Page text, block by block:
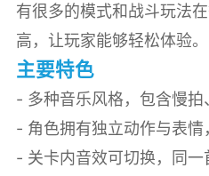
有很多的模式和战斗玩法
高，让玩家能够轻松体验。
主要特色
- 多种音乐风格，包含慢
- 角色拥有独立动作与表情
- 关卡内音效可切换，同